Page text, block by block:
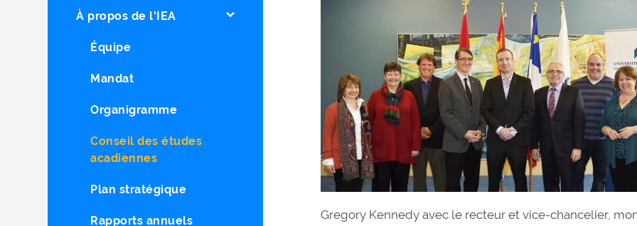
À propos de l'IEA
Équipe
Mandat
Organigramme
Conseil des études
acadiennes
Plan stratégique
Rapports annuels
Gregory Kennedy avec le recteur et vice-chancelier,